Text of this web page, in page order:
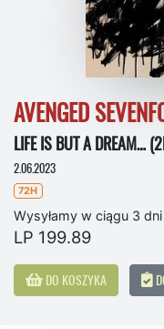
AVENGED
LIFE IS BUT A DREAM…
2.06.2023
72H
Wysyłamy w ciągu 3 dni
LP 199.89
DO KOSZYKA